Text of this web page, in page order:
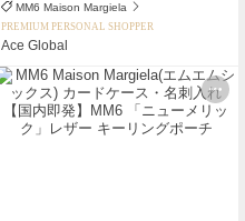
MM6 Maison Margiela
PREMIUM PERSONAL SHOPPER
Ace Global